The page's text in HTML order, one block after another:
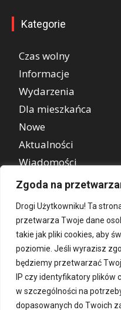
Zgoda na
Drogi Użytkowniku! Ta
przetwarza Twoje dane
takie jak pliki cookies, aby
poziomie. Jeśli wyrazisz
będziemy przetwarzać
IP czy identyfikatory plików
w szczególności na
dopasowanych do Twoich
Kategorie
Czas wolny
Informacje
Wydarzenia
Dla mieszkańca
Nowe
Aktualności
Wiadomości
REKLAMA